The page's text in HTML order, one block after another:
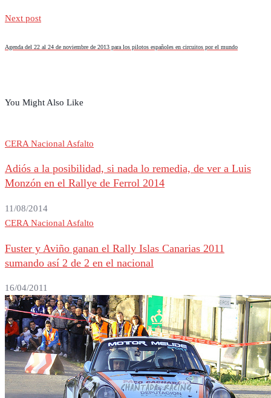
Next post
Agenda del 22 al 24 de noviembre de 2013 para los pilotos españoles en circuitos por el mundo
You Might Also Like
CERA Nacional Asfalto
Adiós a la posibilidad, si nada lo remedia, de ver a Luis
Monzón en el Rallye de Ferrol 2014
11/08/2014
CERA Nacional Asfalto
Fuster y Aviño ganan el Rally Islas Canarias 2011
sumando así 2 de 2 en el nacional
16/04/2011